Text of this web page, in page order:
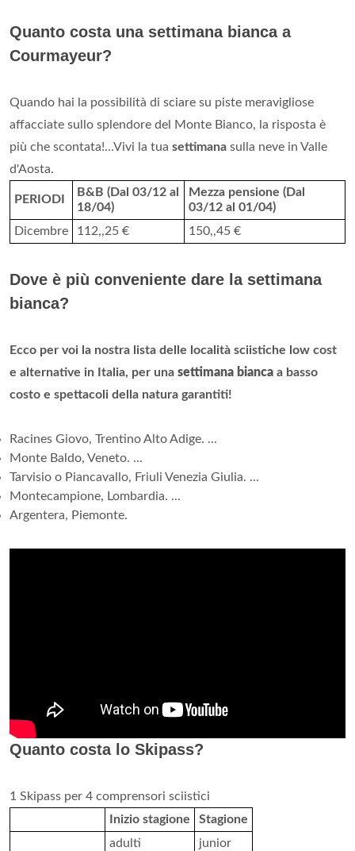
Quanto costa una settimana bianca a
Courmayeur?
Quando hai la possibilità di sciare su piste meravigliose
affacciate sullo splendore del Monte Bianco, la risposta è
più che scontata!...Vivi la tua settimana sulla neve in Valle
d'Aosta.
PERIODI
B&B (Dal 03/12 al
18/04)
Mezza pensione (Dal
03/12 al 01/04)
Dicembre
112,,25 € 150,,45 €
Dove è più conveniente dare la settimana
bianca?
Ecco per voi la nostra lista delle località sciistiche low cost
e alternative in Italia, per una settimana bianca a basso
costo e spettacoli della natura garantiti!
Racines Giovo, Trentino Alto Adige. ...
Monte Baldo, Veneto. ...
Tarvisio o Piancavallo, Friuli Venezia Giulia. ...
Montecampione, Lombardia. ...
Argentera, Piemonte.
Quanto costa lo Skipass?
1 Skipass per 4 comprensori sciistici
Inizio stagione
Stagione
adulti
junior